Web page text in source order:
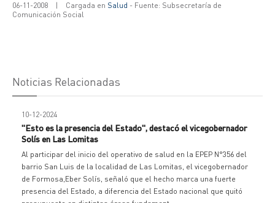
06-11-2008 | Cargada en Salud - Fuente: Subsecretaría de
Comunicación Social
Noticias Relacionadas
10-12-2024
"Esto es la presencia del Estado", destacó el vicegobernador
Solís en Las Lomitas
Al participar del inicio del operativo de salud en la EPEP N°356 del
barrio San Luis de la localidad de Las Lomitas, el vicegobernador
de Formosa,Eber Solís, señaló que el hecho marca una fuerte
presencia del Estado, a diferencia del Estado nacional que quitó